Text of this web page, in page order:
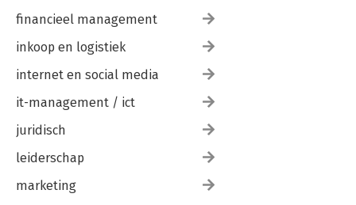
financieel management
inkoop en logistiek
internet en social media
it-management / ict
juridisch
leiderschap
marketing